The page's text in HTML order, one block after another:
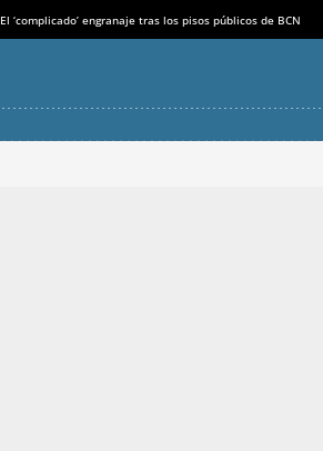
El ‘complicado’ engranaje tras los pisos públicos de BCN